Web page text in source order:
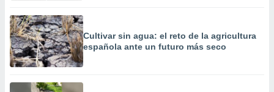
Cultivar sin agua: el reto de la agricultura
española ante un futuro más seco